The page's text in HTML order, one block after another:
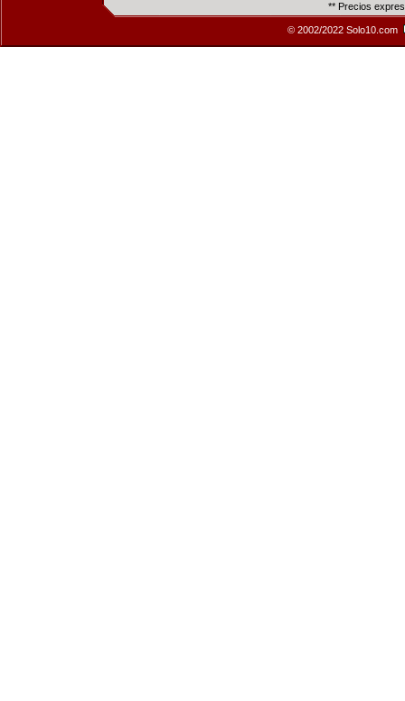
** Precios
© 2002/2022 Solo10.com